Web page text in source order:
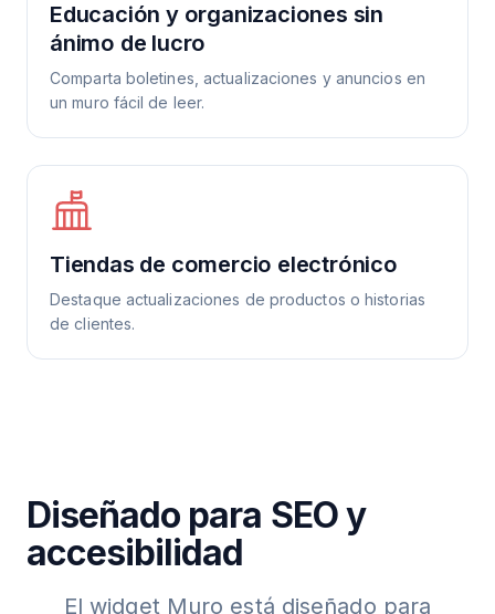
Educación y organizaciones sin
ánimo de lucro
Comparta boletines, actualizaciones y anuncios en
un muro fácil de leer.
Tiendas de comercio electrónico
Destaque actualizaciones de productos o historias
de clientes.
Diseñado para SEO y
accesibilidad
El widget Muro está diseñado para